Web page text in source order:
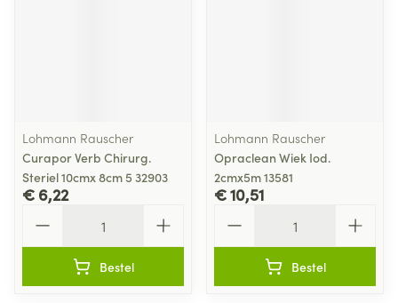
Lohmann Rauscher
Curapor Verb Chirurg.
Steriel 10cmx 8cm 5 32903
€ 6,22
Bestel
Lohmann Rauscher
Opraclean Wiek Iod.
2cmx5m 13581
€ 10,51
Bestel